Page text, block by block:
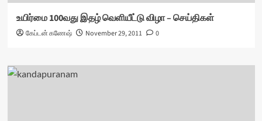
உயிர்மை 100வது இதழ் வெளியீட்டு விழா – செய்திகள்
கேப்டன் கணேஷ் November 29, 2011 0